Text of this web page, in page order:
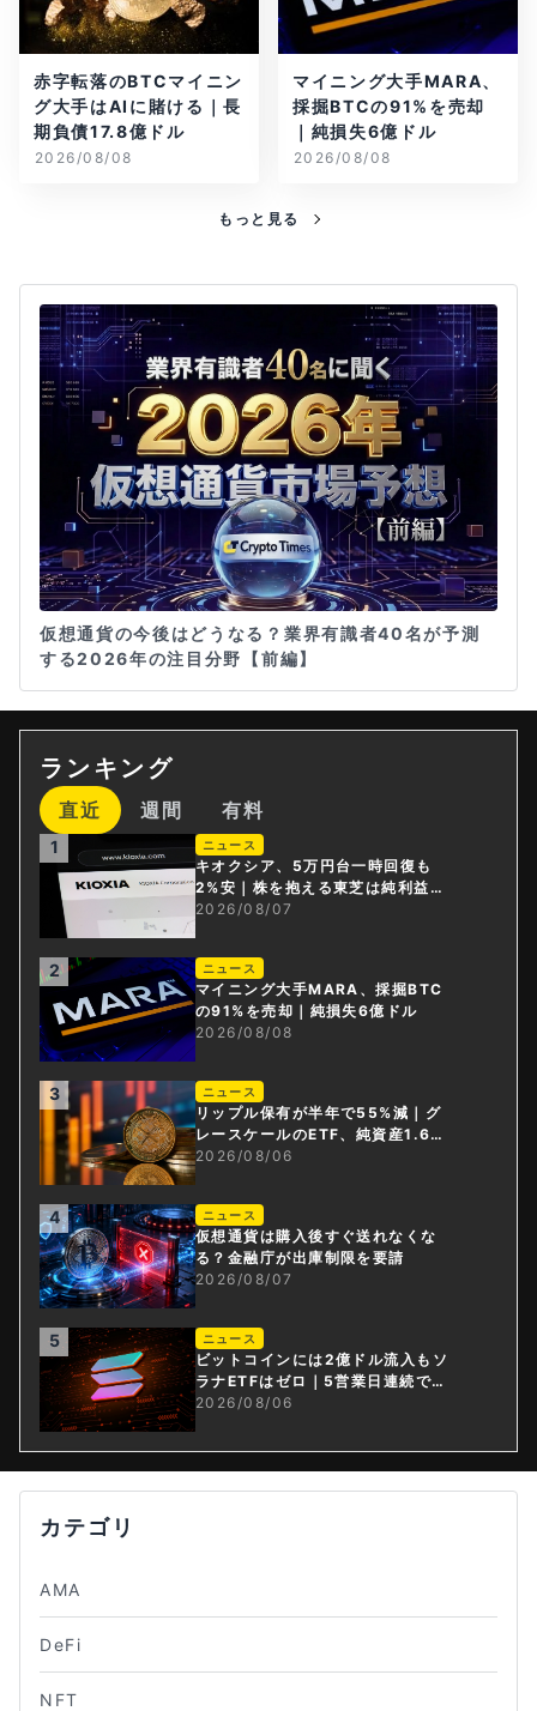
赤字転落のBTCマイニン
グ大手はAIに賭ける｜長
期負債17.8億ドル
2026/08/08
マイニング大手MARA、
採掘BTCの91%を売却
｜純損失6億ドル
2026/08/08
もっと見る
仮想通貨の今後はどうなる？業界有識者40名が予測
する2026年の注目分野【前編】
ランキング
直近 週間 有料
1 ニュース
キオクシア、5万円台一時回復も
2%安｜株を抱える東芝は純利益3
0倍
2026/08/07
2 ニュース
マイニング大手MARA、採掘BTC
の91%を売却｜純損失6億ドル
2026/08/08
3 ニュース
リップル保有が半年で55%減｜グ
レースケールのETF、純資産1.6億
ドル減
2026/08/06
4 ニュース
仮想通貨は購入後すぐ送れなくな
る？金融庁が出庫制限を要請
2026/08/07
5 ニュース
ビットコインには2億ドル流入もソ
ラナETFはゼロ｜5営業日連続で停
止
2026/08/06
カテゴリ
AMA
DeFi
NFT